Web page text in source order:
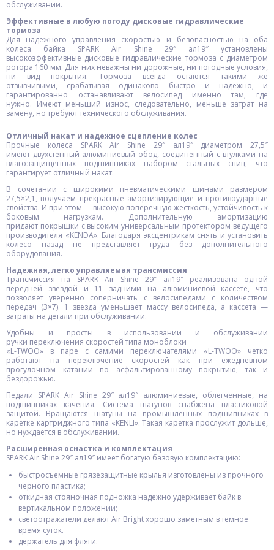
обслуживании.
Эффективные в любую погоду дисковые гидравлические
тормоза
Для надежного управления скоростью и безопасностью на оба
колеса байка SPARK Air Shine 29″ ал19″ установлены
высокоэффективные дисковые гидравлические тормоза с диаметром
ротора 160 мм. Для них неважны ни дорожные, ни погодные условия,
ни вид покрытия. Тормоза всегда остаются такими же
отзывчивыми, срабатывая одинаково быстро и надежно, и
гарантированно останавливают велосипед именно там, где
нужно. Имеют меньший износ, следовательно, меньше затрат на
замену, но требуют технического обслуживания.
Отличный накат и надежное сцепление колес
Прочные колеса SPARK Air Shine 29″ ал19″ диаметром 27,5″
имеют двухстенный алюминиевый обод, соединенный с втулками на
влагозащищенных подшипниках набором стальных спиц, что
гарантирует отличный накат.
В сочетании с широкими пневматическими шинами размером
27,5×2,1, получаем прекрасные амортизирующие и противоударные
свойства. И при этом — высокую поперечную жесткость, устойчивость к
боковым нагрузкам. Дополнительную амортизацию
придают покрышки с высоким универсальным протектором ведущего
производителя «KENDA». Благодаря эксцентрикам снять и установить
колесо назад не представляет труда без дополнительного
оборудования.
Надежная, легко управляемая трансмиссия
Трансмиссия на SPARK Air Shine 29″ ал19″ реализована одной
передней звездой и 11 задними на алюминиевой кассете, что
позволяет уверенно соперничать с велосипедами с количеством
передач (3×7). 1 звезда уменьшает массу велосипеда, а кассета —
затраты на детали при обслуживании.
Удобны и просты в использовании и обслуживании
ручки переключения скоростей типа моноблоки
«L-TWOO» в паре с самими переключателями «L-TWOO» четко
работают на переключение скоростей как при ежедневном
прогулочном катании по асфальтированному покрытию, так и
бездорожью.
Педали SPARK Air Shine 29″ ал19″ алюминиевые, облегченные, на
подшипниках качения. Система шатунов снабжена пластиковой
защитой. Вращаются шатуны на промышленных подшипниках в
каретке картриджного типа «KENLI». Такая каретка прослужит дольше,
но нуждается в обслуживании.
Расширенная оснастка и комплектация
SPARK Air Shine 29″ ал19″ имеет богатую базовую комплектацию:
быстросъемные грязезащитные крылья изготовлены из прочного
черного пластика;
откидная стояночная подножка надежно удерживает байк в
вертикальном положении;
светоотражатели делают Air Bright хорошо заметным в темное
время суток.
держатель для фляги.